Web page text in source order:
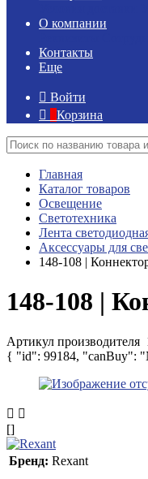
О компании
Контакты
Еще
Войти
Корзина
Главная
Каталог товаров
Освещение
Светотехника
Лента
Аксессуары для
148-108 |
148-108 |
Артикул производителя
{ "id": 99184, "canBuy":
[]
Бренд: Rexant